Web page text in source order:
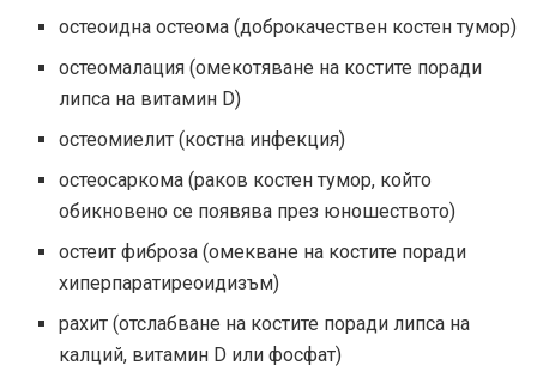
остеоидна остеома (доброкачествен костен тумор)
остеомалация (омекотяване на костите поради
липса на витамин D)
остеомиелит (костна инфекция)
остеосаркома (раков костен тумор, който
обикновено се появява през юношеството)
остеит фиброза (омекване на костите поради
хиперпаратиреоидизъм)
рахит (отслабване на костите поради липса на
калций, витамин D или фосфат)